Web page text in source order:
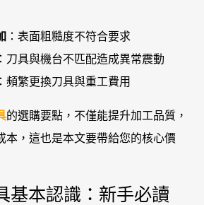
：表面粗糙度不符合要求
：刀具與機台不匹配造成異常震動
：頻繁更換刀具與重工費用
的選購要點，不僅能提升加工品質，
本，這也是本文要帶給您的核心價
基本認識：新手必讀